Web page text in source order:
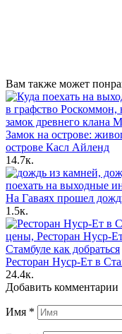
Вам также может
Замок на острове:
острове Касл Айленд
14.7к.
На Гаваях прошел
1.5к.
Ресторан Нуср-Ет в
24.4к.
Добавить комментарии
Имя *